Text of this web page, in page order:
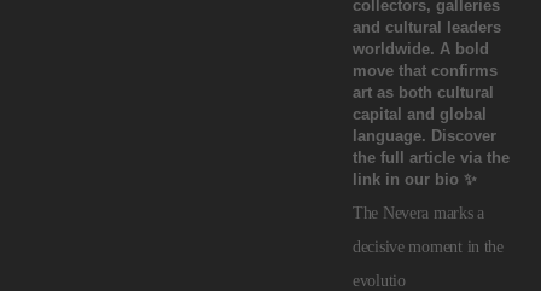
The Nevera marks a
decisive moment in the
evolutio